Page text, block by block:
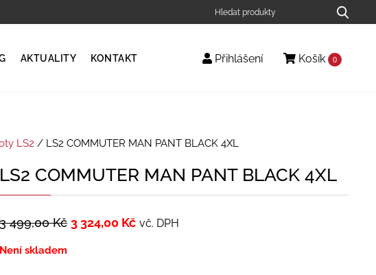
AKTUALITY KONTAKT Přihlášení Košík 0
LS2 / LS2 COMMUTER MAN PANT BLACK 4XL
LS2 COMMUTER MAN PANT BLACK 4XL
3 499,00Kč 3 324,00 Kč vč. DPH
Není skladem